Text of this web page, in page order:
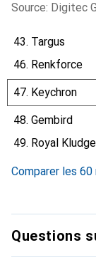
Source: Digitec
43. Targus
46. Renkforce
47. Keychron
48. Gembird
49. Royal Kludge
Comparer les 60
Questions